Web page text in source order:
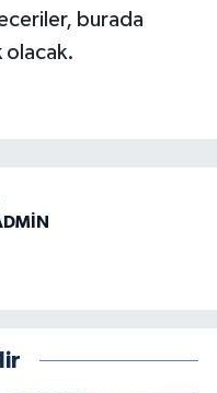
burada
olacak.